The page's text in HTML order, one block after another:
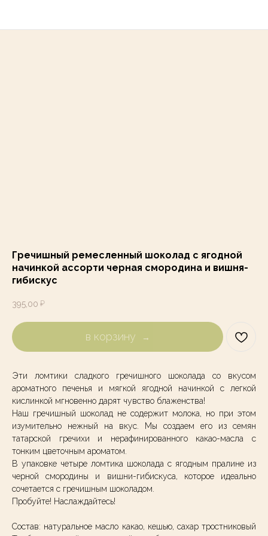
Гречишный ремесленный шоколад с ягодной
начинкой ассорти черная смородина и вишня-
гибискус
395,00 ₽
в корзину
Эти ломтики сладкого гречишного шоколада со вкусом
ароматного печенья и мягкой ягодной начинкой с легкой
кислинкой мгновенно дарят чувство блаженства!
Наш гречишный шоколад не содержит молока, но при этом
изумительно нежный на вкус. Мы создаем его из семян
татарской гречихи и нерафинированного какао-масла с
тонким цветочным ароматом.
В упаковке четыре ломтика шоколада с ягодным пралине из
черной смородины и вишни-гибискуса, которое идеально
сочетается с гречишным шоколадом.
Пробуйте! Наслаждайтесь!
Состав: натуральное масло какао, кешью, сахар тростниковый